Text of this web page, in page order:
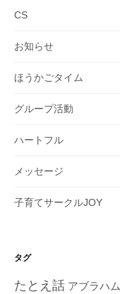
CS
お知らせ
ほうかごタイム
グループ活動
ハートフル
メッセージ
子育てサークルJOY
タグ
たとえ話 アブラハム